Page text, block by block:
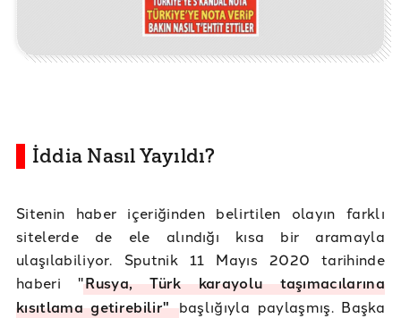
İddia Nasıl Yayıldı?
Sitenin haber içeriğinden belirtilen olayın farklı
sitelerde de ele alındığı kısa bir aramayla
ulaşılabiliyor. Sputnik 11 Mayıs 2020 tarihinde
haberi "Rusya, Türk karayolu taşımacılarına
kısıtlama getirebilir"başlığıyla paylaşmış. Başka